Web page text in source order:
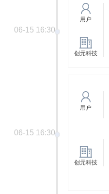
15 16:30
用户
创元科技
15 16:30
用户
创元科技